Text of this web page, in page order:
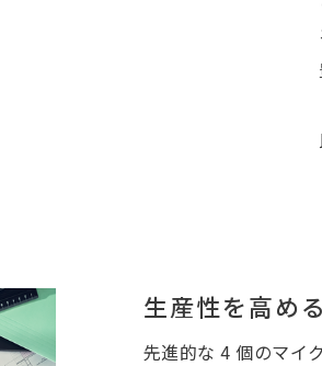
生産性を高め
先進的な 4 個のマイ